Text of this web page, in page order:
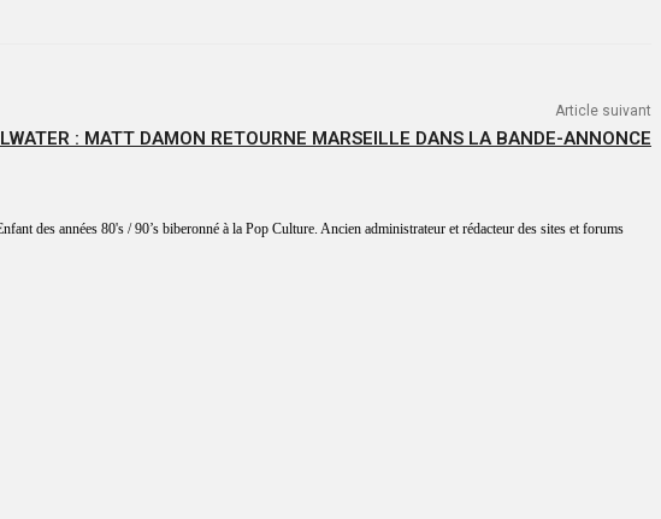
Article suivant
: MATT DAMON RETOURNE MARSEILLE DANS LA BANDE-ANNONCE
des années 80's / 90’s biberonné à la Pop Culture. Ancien administrateur et rédacteur des sites et forums